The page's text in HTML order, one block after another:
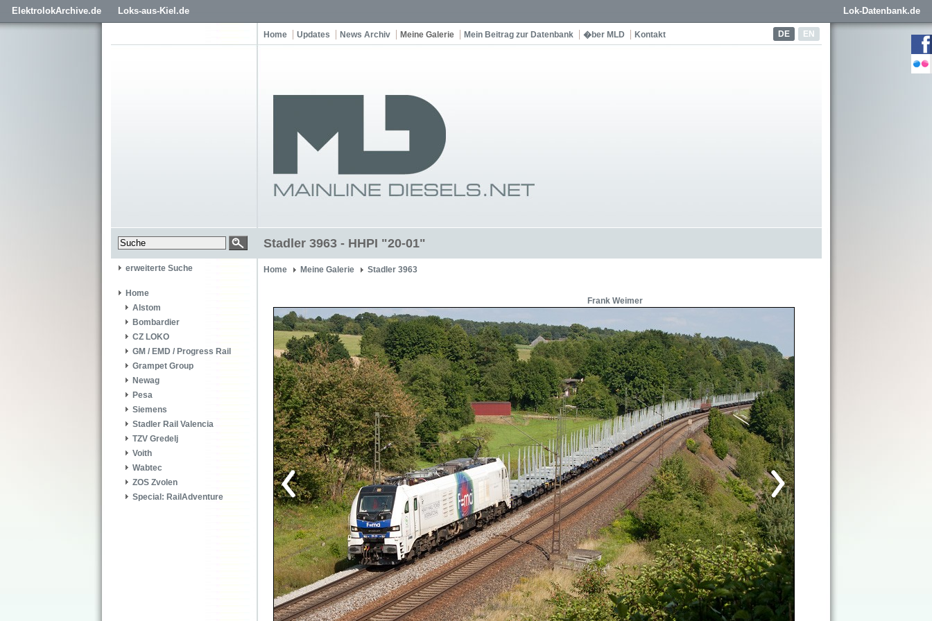
ElektrolokArchive.de Loks-aus-Kiel.de Lok-Datenbank.de
DE EN
Home Updates News Archiv Meine Galerie Mein Beitrag zur Datenbank �ber MLD Kontakt
Stadler 3963 - HHPI "20-01"
erweiterte Suche
Home
Alstom
Bombardier
CZ LOKO
GM / EMD / Progress Rail
Grampet Group
Newag
Pesa
Siemens
Stadler Rail Valencia
TZV Gredelj
Voith
Wabtec
ZOS Zvolen
Special: RailAdventure
Home Meine Galerie Stadler 3963
Frank Weimer